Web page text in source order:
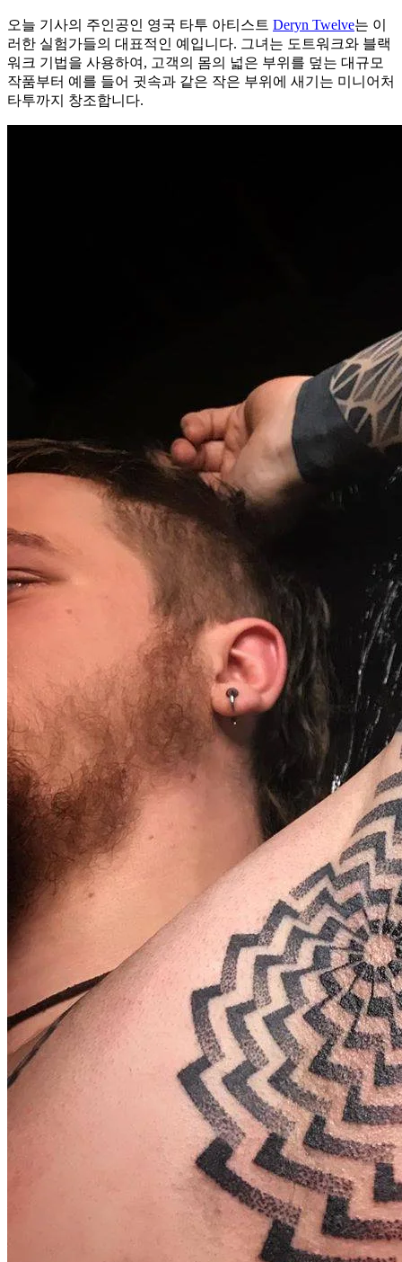
오늘 기사의 주인공인 영국 타투 아티스트 Deryn Twelve는 이
러한 실험가들의 대표적인 예입니다. 그녀는 도트워크와 블랙
워크 기법을 사용하여, 고객의 몸의 넓은 부위를 덮는 대규모
작품부터 예를 들어 귓속과 같은 작은 부위에 새기는 미니어처
타투까지 창조합니다.